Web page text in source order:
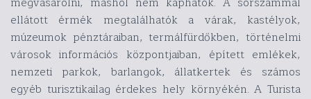
ellátott érmék megtalálhatók a várak, kastélyok,
múzeumok pénztáraiban, termálfürdőkben, történelmi
városok információs központjaiban, épített emlékek,
nemzeti parkok, barlangok, állatkertek és számos
egyéb turisztikailag érdekes hely környékén. A Turista